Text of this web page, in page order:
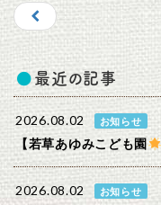
最近の記事
2026.08.02 お知らせ
【若草あゆみこども園
2026.08.02 お知らせ